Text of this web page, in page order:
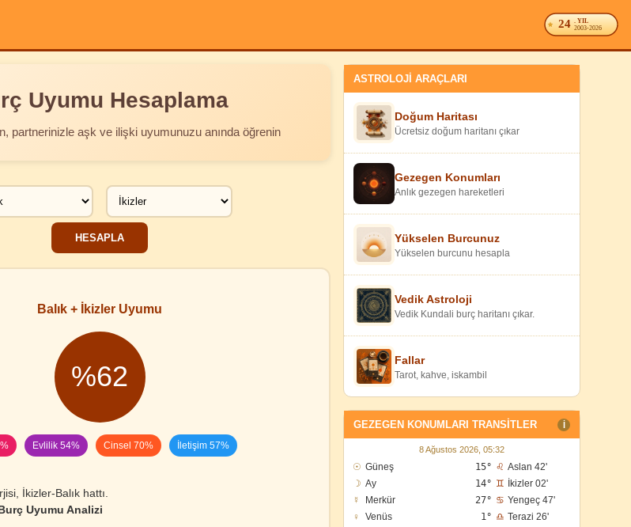
24 . YIL
2003-2026
Uyumu Hesaplama
partnerinizle aşk ve ilişki uyumunuzu anında öğrenin
Balık + İkizler Uyumu
%62
Evlilik 54% Cinsel 70% İletişim 57%
İkizler-Balık hattı.
Uyumu Analizi
ASTROLOJİ ARAÇLARI
Doğum Haritası
Ücretsiz doğum haritanı çıkar
Gezegen Konumları
Anlık gezegen hareketleri
Yükselen Burcunuz
Yükselen burcunu hesapla
Vedik Astroloji
Vedik Kundali burç haritanı çıkar.
Fallar
Tarot, kahve, iskambil
GEZEGEN KONUMLARI TRANSITLER I
8 Ağustos 2026, 05:32
☉ Güneş 15° ♌ Aslan 42'
☽ Ay 14° ♊
İkizler 02'
☿
Merkür 27° ♋ Yengeç 47'
♀
Venüs 1° ♎ Terazi 26'